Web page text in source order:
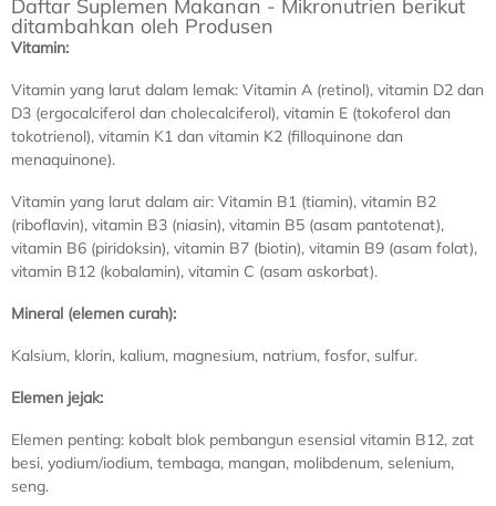
Daftar Suplemen Makanan - Mikronutrien berikut
ditambahkan oleh Produsen
Vitamin:
Vitamin yang larut dalam lemak: Vitamin A (retinol), vitamin D2 dan
D3 (ergocalciferol dan cholecalciferol), vitamin E (tokoferol dan
tokotrienol), vitamin K1 dan vitamin K2 (filloquinone dan
menaquinone).
Vitamin yang larut dalam air: Vitamin B1 (tiamin), vitamin B2
(riboflavin), vitamin B3 (niasin), vitamin B5 (asam pantotenat),
vitamin B6 (piridoksin), vitamin B7 (biotin), vitamin B9 (asam folat),
vitamin B12 (kobalamin), vitamin C (asam askorbat).
Mineral (elemen curah):
Kalsium, klorin, kalium, magnesium, natrium, fosfor, sulfur.
Elemen jejak:
Elemen penting: kobalt blok pembangun esensial vitamin B12, zat
besi, yodium/iodium, tembaga, mangan, molibdenum, selenium,
seng.